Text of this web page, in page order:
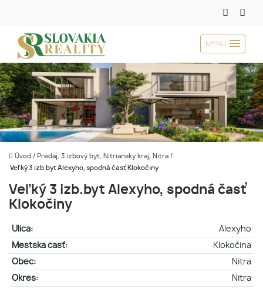
MENU
Úvod / Predaj, 3 izbový byt, Nitriansky kraj, Nitra /
Veľký 3 izb.byt Alexyho, spodná časť Klokočiny
Veľký 3 izb.byt Alexyho, spodná časť
Klokočiny
Ulica:
Alexyho
Mestská časť:
Klokočina
Obec:
Nitra
Okres:
Nitra